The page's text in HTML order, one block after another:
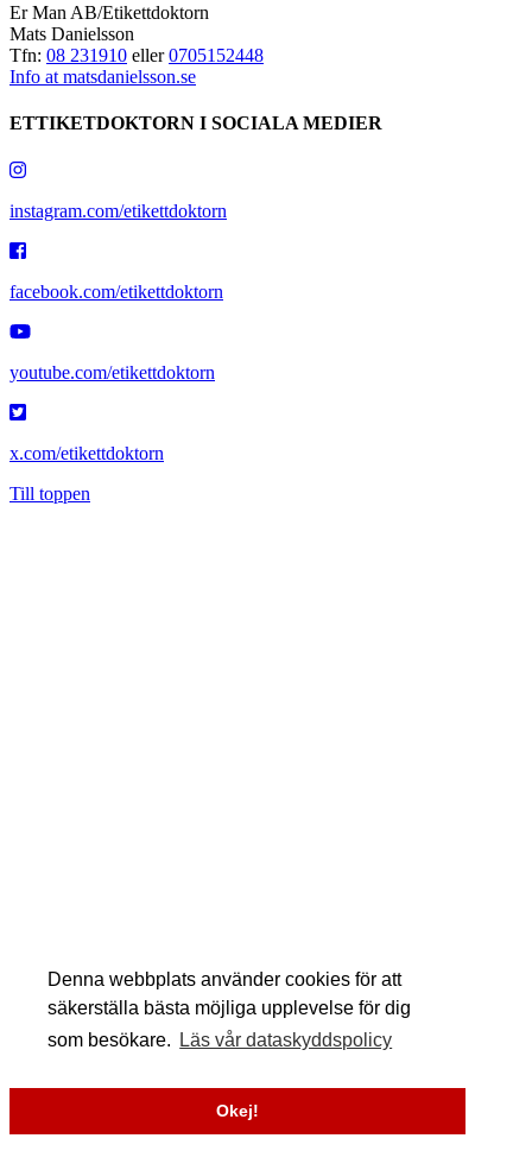
Denna webbplats använder cookies för att
säkerställa bästa möjliga upplevelse för dig
som besökare.
Läs vår dataskyddspolicy
Okej!
Er Man AB/Etikettdoktorn
Mats Danielsson
Tfn: 08 231910 eller0705152448
Info at matsdanielsson.se
ETTIKETDOKTORN I SOCIALA MEDIER
instagram.com/etikettdoktorn
facebook.com/etikettdoktorn
youtube.com/etikettdoktorn
x.com/etikettdoktorn
Till toppen